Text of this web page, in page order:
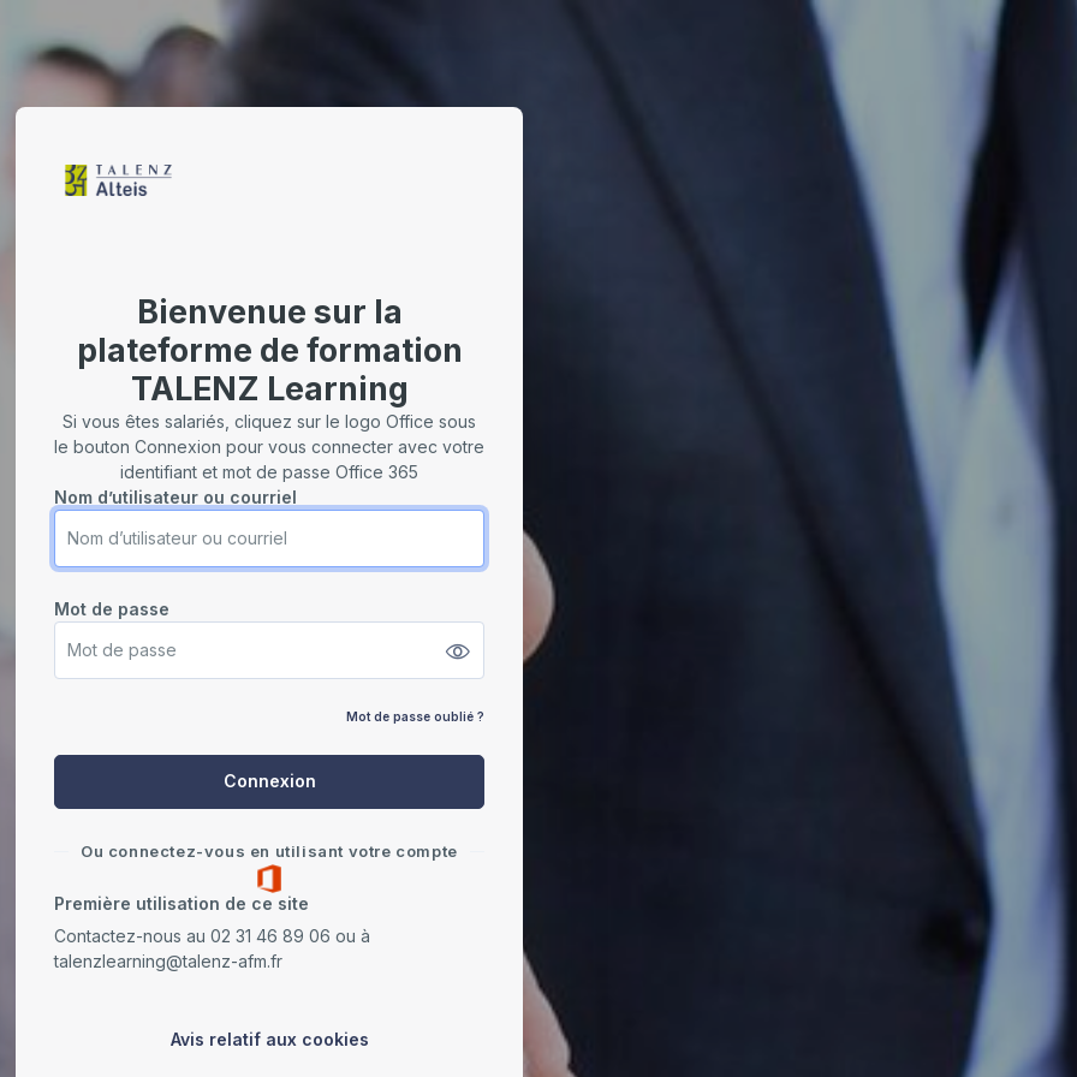
Bienvenue sur la
plateforme de formation
TALENZ Learning
Si vous êtes salariés, cliquez sur le logo Office sous
le bouton Connexion pour vous connecter avec votre
identifiant et mot de passe Office 365
Nom d’utilisateur ou courriel
Nom d’utilisateur ou courriel
Mot de passe
Mot de passe
Mot de passe oublié ?
Connexion
Ou connectez-vous en utilisant votre compte
Première utilisation de ce site
Contactez-nous au 02 31 46 89 06 ou à
talenzlearning@talenz-afm.fr
Avis relatif aux cookies